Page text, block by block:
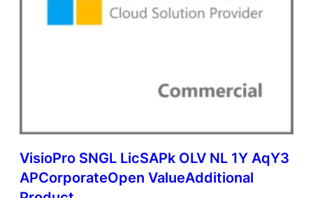
VisioPro SNGL LicSAPk OLV NL 1Y AqY3
APCorporateOpen ValueAdditional